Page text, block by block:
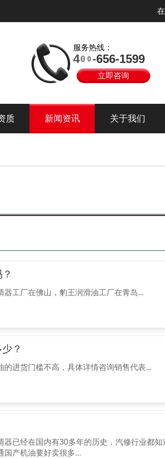
服务热线：
6 - 599
400-656-1 5
立即咨询
质 新闻资讯 关于我们
工厂在佛山，豹王润滑油工厂在青岛...
？
进货门槛不高，具体详情咨询销售代表...
已经在国内有30多年的历史，汽修行业都知
国产机油要好卖很多...